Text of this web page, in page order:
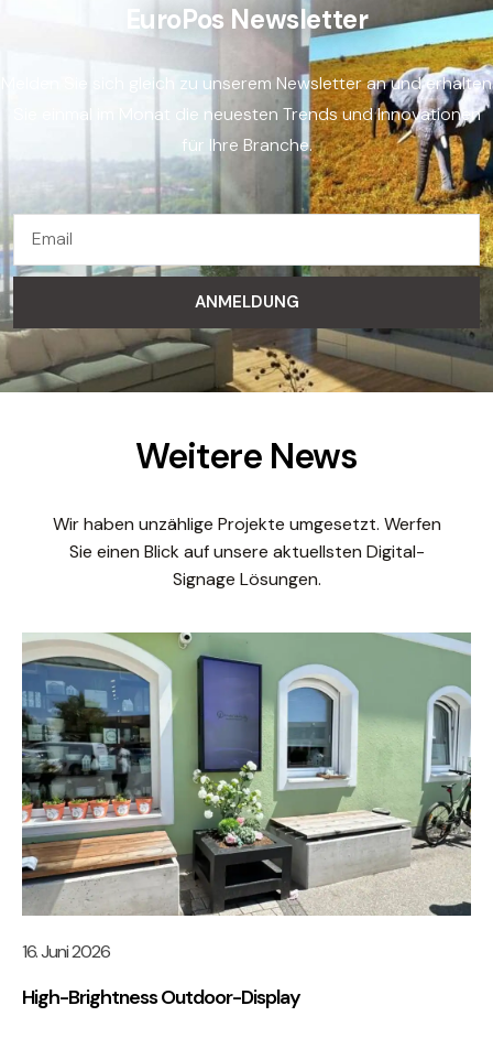
EuroPos Newsletter
Melden Sie sich gleich zu unserem Newsletter an und erhalten
Sie einmal im Monat die neuesten Trends und Innovationen
für Ihre Branche.
ANMELDUNG
Weitere News
Wir haben unzählige Projekte umgesetzt. Werfen
Sie einen Blick auf unsere aktuellsten Digital-
Signage Lösungen.
16. Juni 2026
High-Brightness Outdoor-Display